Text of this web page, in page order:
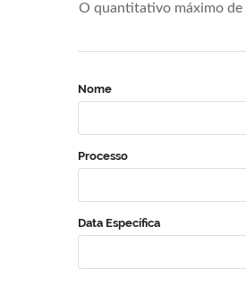
O quantitativo máximo de
Nome
Processo
Data Específica